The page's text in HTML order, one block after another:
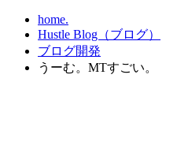
home.
Hustle Blog（ブログ）
ブログ開発
うーむ。MTすごい。